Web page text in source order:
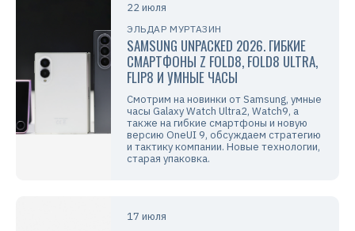
22 июля
ЭЛЬДАР МУРТАЗИН
SAMSUNG UNPACKED 2026. ГИБКИЕ
СМАРТФОНЫ Z FOLD8, FOLD8 ULTRA,
FLIP8 И УМНЫЕ ЧАСЫ
Смотрим на новинки от Samsung, умные
часы Galaxy Watch Ultra2, Watch9, а
также на гибкие смартфоны и новую
версию OneUI 9, обсуждаем стратегию
и тактику компании. Новые технологии,
старая упаковка.
17 июля